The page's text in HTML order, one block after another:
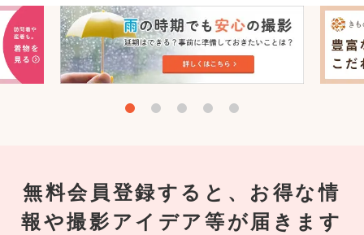
無料会員登録すると、お得な情
報や撮影アイデア等が届きます